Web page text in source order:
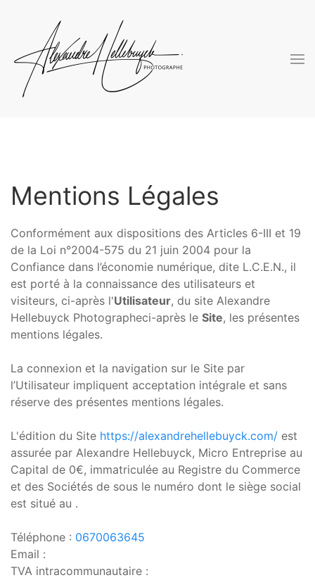
Skip to main content
Mentions Légales
Conformément aux dispositions des Articles 6-III et 19
de la Loi n°2004-575 du 21 juin 2004 pour la
Confiance dans l’économie numérique, dite L.C.E.N., il
est porté à la connaissance des utilisateurs et
visiteurs, ci-après l'Utilisateur, du site Alexandre
Hellebuyck Photographeci-après le Site, les présentes
mentions légales.
La connexion et la navigation sur le Site par
l’Utilisateur impliquent acceptation intégrale et sans
réserve des présentes mentions légales.
L'édition du Site https://alexandrehellebuyck.com/ est
assurée par Alexandre Hellebuyck, Micro Entreprise au
Capital de 0€, immatriculée au Registre du Commerce
et des Sociétés de sous le numéro dont le siège social
est situé au .
Téléphone : 0670063645
Email :
TVA intracommunautaire :